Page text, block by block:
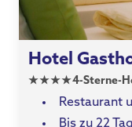
Hotel
★★★★4-Sterne-
Restaurant
Bis zu 22